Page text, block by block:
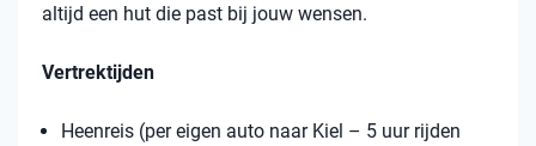
altijd een hut die past bij jouw wensen.
Vertrektijden
Heenreis (per eigen auto naar Kiel – 5 uur rijden